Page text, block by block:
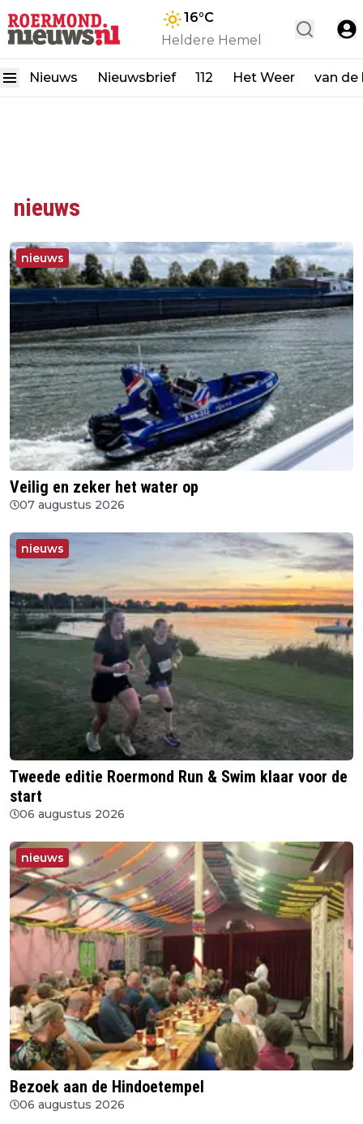
16°C
Heldere Hemel
Nieuws Nieuwsbrief 112 Het Weer van de
nieuws
nieuws
Veilig en zeker het water op
07 augustus 2026
nieuws
Tweede editie Roermond Run & Swim klaar voor de
start
06 augustus 2026
nieuws
Bezoek aan de Hindoetempel
06 augustus 2026